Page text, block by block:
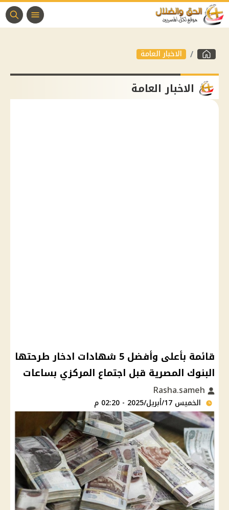
الاخبار العامة
الاخبار العامة
قائمة بأعلى وأفضل 5 شهادات ادخار طرحتها
البنوك المصرية قبل اجتماع المركزي بساعات
الخميس 17/أبريل/2025 - 02:20 م